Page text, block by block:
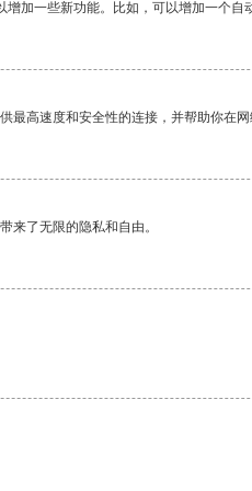
加一些新功能。比如，可以增加一个
最高速度和安全性的连接，并帮助你在网
来了无限的隐私和自由。